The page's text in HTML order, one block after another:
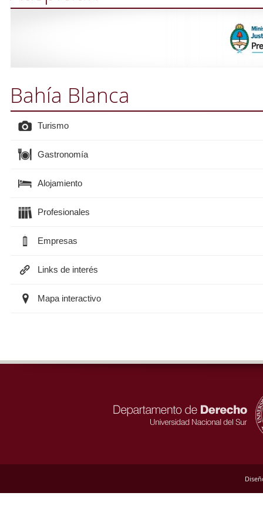
Bahía Blanca
Turismo
Gastronomía
Alojamiento
Profesionales
Empresas
Links de interés
Mapa interactivo